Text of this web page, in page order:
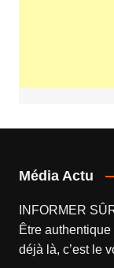
Média Actu
INFORMER
Être
déjà là, c’est le